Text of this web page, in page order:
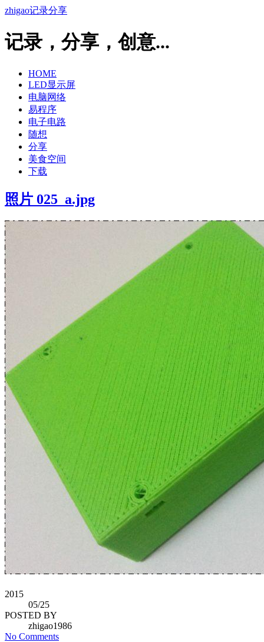
zhigao记录分享
记录，分享，创意...
HOME
LED显示屏
电脑网络
易程序
电子电路
随想
分享
美食空间
下载
照片 025_a.jpg
2015
05/25
POSTED BY
zhigao1986
No Comments